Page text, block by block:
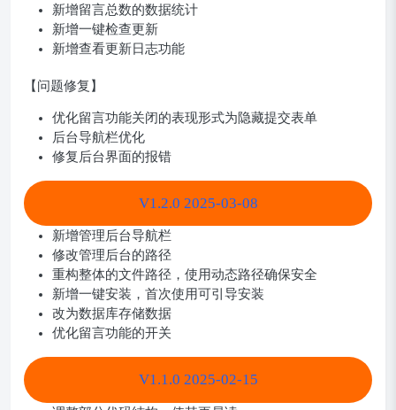
新增留言总数的数据统计
新增一键检查更新
新增查看更新日志功能
【问题修复】
优化留言功能关闭的表现形式为隐藏提交表单
后台导航栏优化
修复后台界面的报错
V1.2.0 2025-03-08
新增管理后台导航栏
修改管理后台的路径
重构整体的文件路径，使用动态路径确保安全
新增一键安装，首次使用可引导安装
改为数据库存储数据
优化留言功能的开关
V1.1.0 2025-02-15